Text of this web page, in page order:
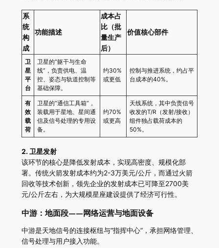
系
统
构
成
功能描述
成本占
比（批
量生产
后）
价值核心部件
卫
星
平
台
卫星的“躯干与生命
线”，负责供电、温
控、姿态与轨道控制等
基础保障。
约30%
或更低
控制与推进系统，约占平
台成本的40%。
有
效
载
荷
卫星的“通信工具箱”，
装载用于星地、星间通
信及信号处理的专用设
备。
约70%
或更高
天线系统，其中负责信号
收发的T/R（发射/接收）
组件独占载荷成本的
50%。
2. 卫星发射
该环节的核心是降低发射成本，实现高密度、规模化部
署。传统火箭发射成本约为2-3万美元/公斤，而通过火箭
回收等技术创新，领先企业的发射成本已可降至2700美
元/公斤左右，为大规模星座建设提供了经济可行性。
中游：地面段——网络运营与地面设备
中游是天地信号的连接枢纽与“指挥中心”，承担网络管理、
信号处理与用户接入功能。